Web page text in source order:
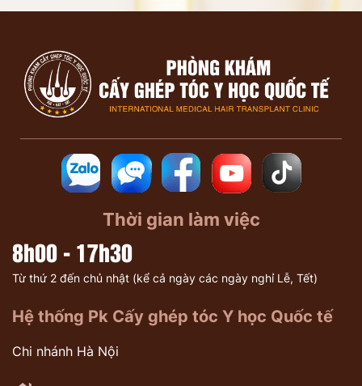
Thời gian làm việc
8h00 - 17h30
Từ thứ 2 đến chủ nhật (kể cả ngày các ngày nghỉ Lễ, Tết)
Hệ thống Pk Cấy ghép tóc Y học Quốc tế
Chi nhánh Hà Nội